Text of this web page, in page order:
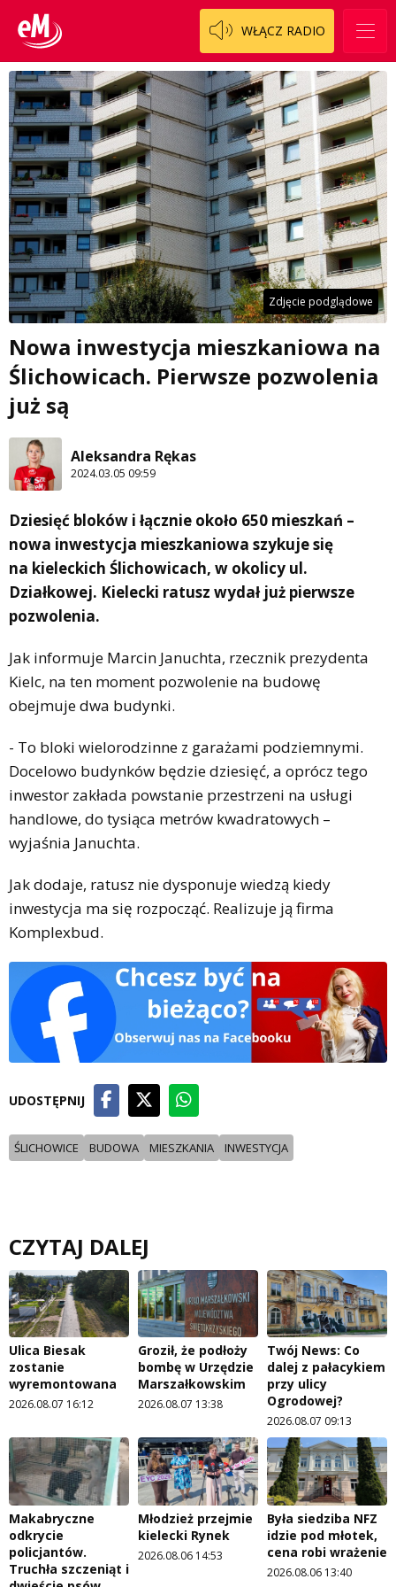
WŁĄCZ RADIO
Zdjęcie podglądowe
Nowa inwestycja mieszkaniowa na
Ślichowicach. Pierwsze pozwolenia
już są
Aleksandra Rękas
2024.03.05 09:59
Dziesięć bloków i łącznie około 650 mieszkań –
nowa inwestycja mieszkaniowa szykuje się
na kieleckich Ślichowicach, w okolicy ul.
Działkowej. Kielecki ratusz wydał już pierwsze
pozwolenia.
Jak informuje Marcin Januchta, rzecznik prezydenta
Kielc, na ten moment pozwolenie na budowę
obejmuje dwa budynki.
- To bloki wielorodzinne z garażami podziemnymi.
Docelowo budynków będzie dziesięć, a oprócz tego
inwestor zakłada powstanie przestrzeni na usługi
handlowe, do tysiąca metrów kwadratowych –
wyjaśnia Januchta.
Jak dodaje, ratusz nie dysponuje wiedzą kiedy
inwestycja ma się rozpocząć. Realizuje ją firma
Komplexbud.
UDOSTĘPNIJ
ŚLICHOWICE BUDOWA MIESZKANIA INWESTYCJA
CZYTAJ DALEJ
Ulica Biesak
zostanie
wyremontowana
2026.08.07 16:12
Groził, że podłoży
bombę w Urzędzie
Marszałkowskim
2026.08.07 13:38
Twój News: Co
dalej z pałacykiem
przy ulicy
Ogrodowej?
2026.08.07 09:13
Makabryczne
odkrycie
policjantów.
Truchła szczeniąt i
Młodzież przejmie
kielecki Rynek
2026.08.06 14:53
Była siedziba NFZ
idzie pod młotek,
cena robi wrażenie
2026.08.06 13:40